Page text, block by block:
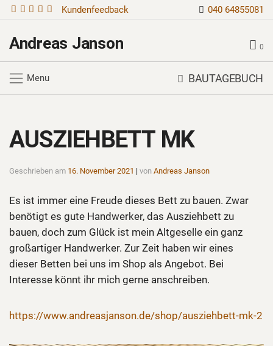
Kundenfeedback 040 64855081
Andreas Janson 0
Menu BAUTAGEBUCH
AUSZIEHBETT MK
Geschrieben am 16. November 2021 | von Andreas Janson
Es ist immer eine Freude dieses Bett zu bauen. Zwar
benötigt es gute Handwerker, das Ausziehbett zu
bauen, doch zum Glück ist mein Altgeselle ein ganz
großartiger Handwerker. Zur Zeit haben wir eines
dieser Betten bei uns im Shop als Angebot. Bei
Interesse könnt ihr mich gerne anschreiben.
https://www.andreasjanson.de/shop/ausziehbett-mk-2